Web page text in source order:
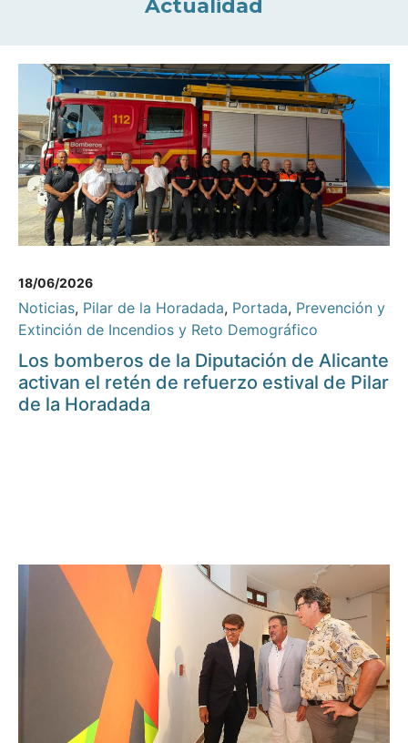
Actualidad
18/06/2026
Noticias, Pilar de la Horadada, Portada, Prevención y
Extinción de Incendios y Reto Demográfico
Los bomberos de la Diputación de Alicante
activan el retén de refuerzo estival de Pilar
de la Horadada